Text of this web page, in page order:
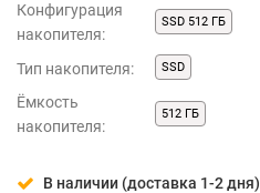
Конфигурация
накопителя:
SSD 512 ГБ
Тип накопителя: SSD
Ёмкость
накопителя:
512 ГБ
В наличии (доставка 1-2 дня)